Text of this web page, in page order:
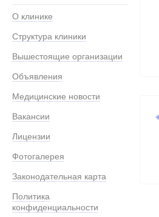
О клинике
Структура клиники
Вышестоящие организации
Объявления
Медицинские новости
Вакансии
Лицензии
Фотогалерея
Законодательная карта
Политика
конфиденциальности